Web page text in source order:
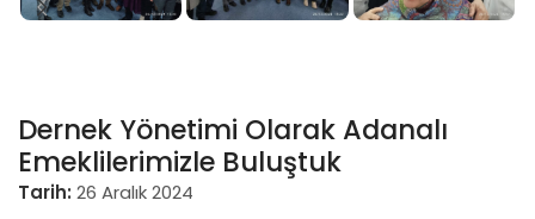
Dernek Yönetimi Olarak Adanalı
Emeklilerimizle Buluştuk
Tarih: 26 Aralık 2024